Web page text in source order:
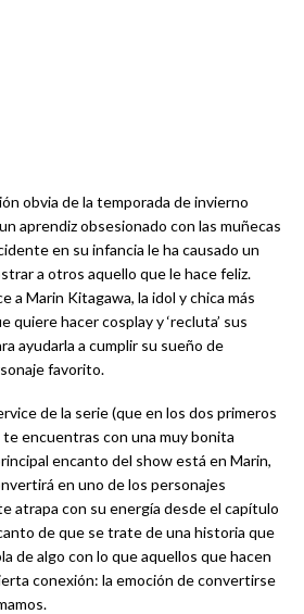
obvia de la temporada de invierno
aprendiz obsesionado con las muñecas
en su infancia le ha causado un
a otros aquello que le hace feliz.
a Marin Kitagawa, la idol y chica más
quiere hacer cosplay y ‘recluta’ sus
ayudarla a cumplir su sueño de
favorito.
de la serie (que en los dos primeros
encuentras con una muy bonita
encanto del show está en Marin,
en uno de los personajes
atrapa con su energía desde el capítulo
de que se trate de una historia que
de algo con lo que aquellos que hacen
conexión: la emoción de convertirse